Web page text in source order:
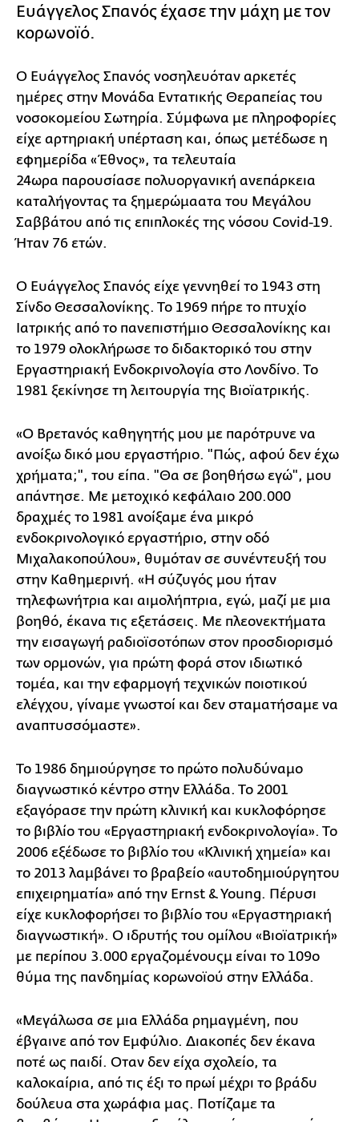
Ευάγγελος Σπανός έχασε την μάχη με τον
κορωνοϊό.
Ο Ευάγγελος Σπανός νοσηλευόταν αρκετές
ημέρες στην Μονάδα Εντατικής Θεραπείας του
νοσοκομείου Σωτηρία. Σύμφωνα με πληροφορίες
είχε αρτηριακή υπέρταση και, όπως μετέδωσε η
εφημερίδα «Έθνος», τα τελευταία
24ωρα παρουσίασε πολυοργανική ανεπάρκεια
καταλήγοντας τα ξημερώμαατα του Μεγάλου
Σαββάτου από τις επιπλοκές της νόσου Covid-19.
Ήταν 76 ετών.
Ο Ευάγγελος Σπανός είχε γεννηθεί το 1943 στη
Σίνδο Θεσσαλονίκης. Το 1969 πήρε το πτυχίο
Ιατρικής από το πανεπιστήμιο Θεσσαλονίκης και
το 1979 ολοκλήρωσε το διδακτορικό του στην
Εργαστηριακή Ενδοκρινολογία στο Λονδίνο. Το
1981 ξεκίνησε τη λειτουργία της Βιοϊατρικής.
«Ο Βρετανός καθηγητής μου με παρότρυνε να
ανοίξω δικό μου εργαστήριο. "Πώς, αφού δεν έχω
χρήματα;", του είπα. "Θα σε βοηθήσω εγώ", μου
απάντησε. Με μετοχικό κεφάλαιο 200.000
δραχμές το 1981 ανοίξαμε ένα μικρό
ενδοκρινολογικό εργαστήριο, στην οδό
Μιχαλακοπούλου», θυμόταν σε συνέντευξή του
στην Καθημερινή. «Η σύζυγός μου ήταν
τηλεφωνήτρια και αιμολήπτρια, εγώ, μαζί με μια
βοηθό, έκανα τις εξετάσεις. Με πλεονεκτήματα
την εισαγωγή ραδιοϊσοτόπων στον προσδιορισμό
των ορμονών, για πρώτη φορά στον ιδιωτικό
τομέα, και την εφαρμογή τεχνικών ποιοτικού
ελέγχου, γίναμε γνωστοί και δεν σταματήσαμε να
αναπτυσσόμαστε».
Το 1986 δημιούργησε το πρώτο πολυδύναμο
διαγνωστικό κέντρο στην Ελλάδα. Το 2001
εξαγόρασε την πρώτη κλινική και κυκλοφόρησε
το βιβλίο του «Εργαστηριακή ενδοκρινολογία». Το
2006 εξέδωσε το βιβλίο του «Κλινική χημεία» και
το 2013 λαμβάνει το βραβείο «αυτοδημιούργητου
επιχειρηματία» από την Ernst & Young. Πέρυσι
είχε κυκλοφορήσει το βιβλίο του «Εργαστηριακή
διαγνωστική». Ο ιδρυτής του ομίλου «Βιοϊατρική»
με περίπου 3.000 εργαζομένουςμ είναι το 109ο
θύμα της πανδημίας κορωνοϊού στην Ελλάδα.
«Μεγάλωσα σε μια Ελλάδα ρημαγμένη, που
έβγαινε από τον Εμφύλιο. Διακοπές δεν έκανα
ποτέ ως παιδί. Οταν δεν είχα σχολείο, τα
καλοκαίρια, από τις έξι το πρωί μέχρι το βράδυ
δούλευα στα χωράφια μας. Ποτίζαμε τα